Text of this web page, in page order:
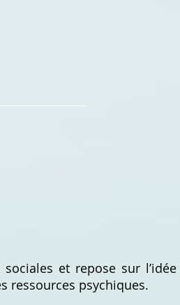
et repose sur
ressources psychiques.